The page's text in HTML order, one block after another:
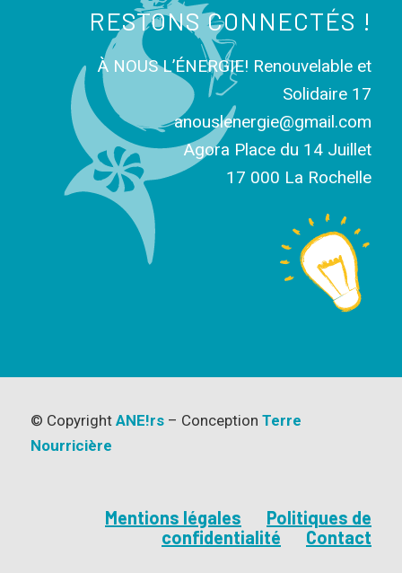
RESTONS CONNECTÉS !
À NOUS L’ÉNERGIE! Renouvelable et
Solidaire 17
anouslenergie@gmail.com
Agora Place du 14 Juillet
17 000 La Rochelle
© Copyright ANE!rs – Conception Terre
Nourricière
Mentions légales
Politiques de
confidentialité
Contact